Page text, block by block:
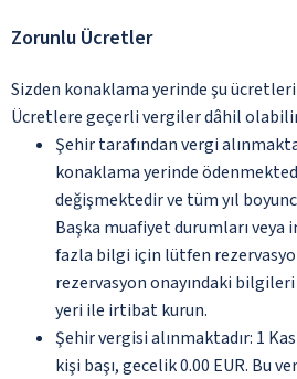
Zorunlu Ücretler
Sizden konaklama yerinde şu
Ücretlere geçerli vergiler dâhil
Şehir tarafından vergi
konaklama yerinde
değişmektedir ve tüm yıl
Başka muafiyet durumları
fazla bilgi için lütfen
rezervasyon onayındaki
yeri ile irtibat kurun.
Şehir vergisi alınmaktadır: 1
kişi başı, gecelik 0.00 EUR. Bu